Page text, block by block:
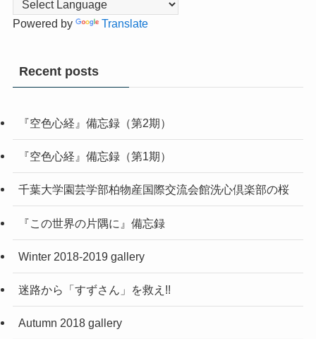
Powered by Translate
Recent posts
『空色心経』備忘録（第2期）
『空色心経』備忘録（第1期）
千葉大学園芸学部柏物産国際交流会館洗心倶楽部の桜
『この世界の片隅に』備忘録
Winter 2018-2019 gallery
迷路から「すずさん」を救え!!
Autumn 2018 gallery